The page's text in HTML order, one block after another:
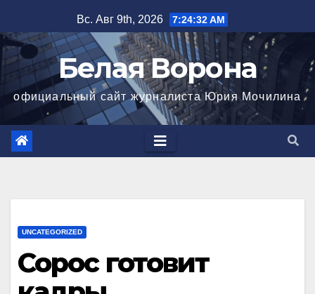
к
содержимому
Вс. Авг 9th, 2026 7:24:33 AM
Белая Ворона
официальный сайт журналиста Юрия Мочилина
UNCATEGORIZED
Сорос готовит